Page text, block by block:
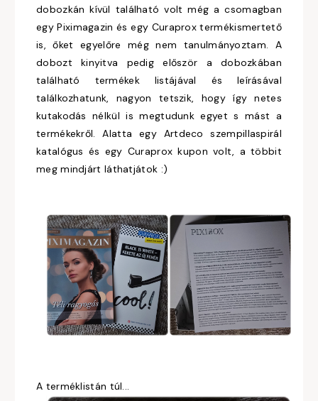
dobozkán kívül található volt még a csomagban
egy Piximagazin és egy Curaprox termékismertető
is, őket egyelőre még nem tanulmányoztam. A
dobozt kinyitva pedig először a dobozkában
található termékek listájával és leírásával
találkozhatunk, nagyon tetszik, hogy így netes
kutakodás nélkül is megtudunk egyet s mást a
termékekről. Alatta egy Artdeco szempillaspirál
katalógus és egy Curaprox kupon volt, a többit
meg mindjárt láthatjátok :)
A terméklistán túl...